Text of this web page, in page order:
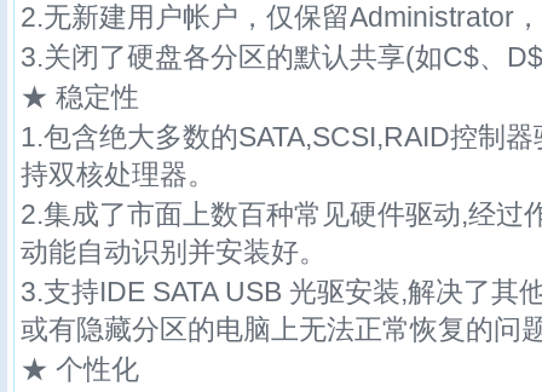
2.无新建用户帐户，仅保留Administrator
3.关闭了硬盘各分区的默认共享(如C$、
★ 稳定性
1.包含绝大多数的SATA,SCSI,RAID控制
持双核处理器。
2.集成了市面上数百种常见硬件驱动,经过
动能自动识别并安装好。
3.支持IDE SATA USB 光驱安装,解决了其
或有隐藏分区的电脑上无法正常恢复的问
★ 个性化